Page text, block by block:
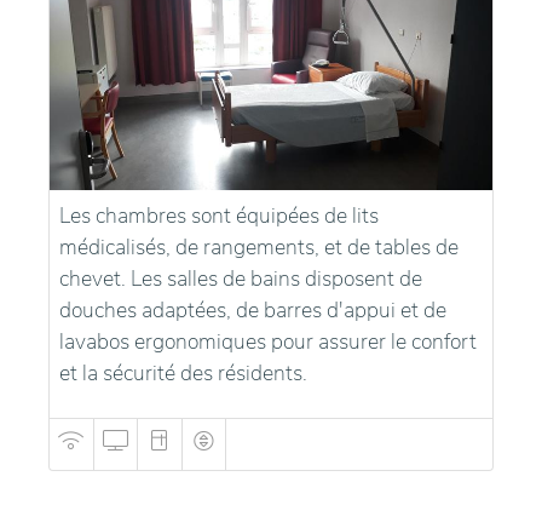
Les chambres sont équipées de lits
médicalisés, de rangements, et de tables de
chevet. Les salles de bains disposent de
douches adaptées, de barres d'appui et de
lavabos ergonomiques pour assurer le confort
et la sécurité des résidents.